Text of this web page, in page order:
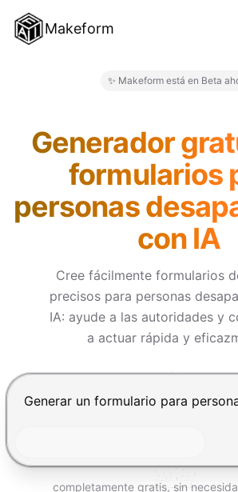
Makeform
INICIAR SESIÓN
✨ Makeform está en Beta
Generador
formularios
personas
con IA
Cree fácilmente formularios
precisos para personas
IA: ayude a las autoridades y
a actuar rápida y
Presiona Enter para enviar,
completamente gratis, sin